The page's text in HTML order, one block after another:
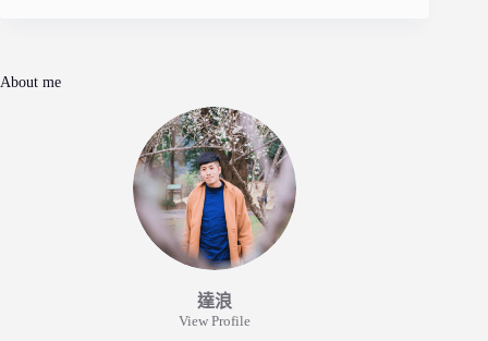
About me
達浪
View Profile